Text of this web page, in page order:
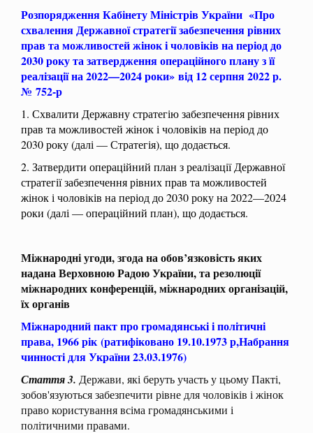
Розпорядження Кабінету Міністрів України «Про
схвалення Державної стратегії забезпечення рівних
прав та можливостей жінок і чоловіків на період до
2030 року та затвердження операційного плану з її
реалізації на 2022—2024 роки» від 12 серпня 2022 р.
№ 752-р
1. Схвалити Державну стратегію забезпечення рівних
прав та можливостей жінок і чоловіків на період до
2030 року (далі — Стратегія), що додається.
2. Затвердити операційний план з реалізації Державної
стратегії забезпечення рівних прав та можливостей
жінок і чоловіків на період до 2030 року на 2022—2024
роки (далі — операційний план), що додається.
Міжнародні угоди,згода на обов’язковість яких
надана Верховною Радою України, та резолюції
міжнародних конференцій, міжнародних організацій,
їх органів
Міжнародний пакт про громадянські і політичні
права, 1966 рік (ратифіковано 19.10.1973 р,Набрання
чинності для України 23.03.1976)
Стаття 3. Держави, які беруть участь у цьому Пакті,
зобов'язуються забезпечити рівне для чоловіків і жінок
право користування всіма громадянськими і
політичними правами.